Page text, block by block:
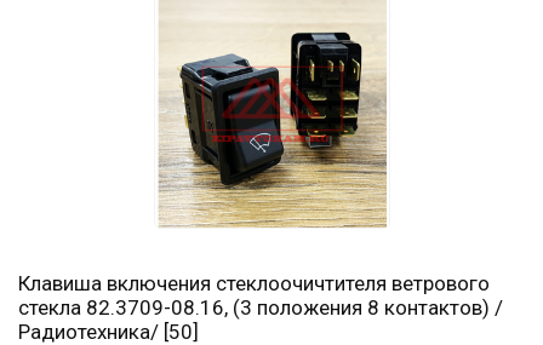
Клавиша включения стеклоочичтителя ветрового
стекла 82.3709-08.16, (3 положения 8 контактов) /
Радиотехника/ [50]